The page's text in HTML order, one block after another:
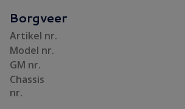
Onderhoud
Ontsteking
Remmen/ Wielen
Borgveer
Artikel nr.
Model nr.
GM nr.
Chassis
nr.